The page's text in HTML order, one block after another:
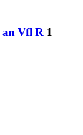
an Vfl R 1